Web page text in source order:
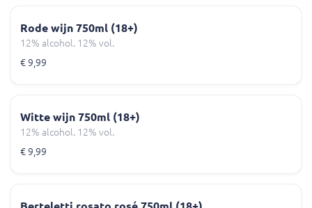
Rode wijn 750ml (18+)
12% alcohol. 12% vol.
€ 9,99
Witte wijn 750ml (18+)
12% alcohol. 12% vol.
€ 9,99